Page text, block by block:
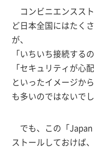
コンビニエンスス
ど日本全国にはたく
が、
「いちいち接続する
「セキュリティが心配
といったイメージか
も多いのではないでし
でも、この「
ストールしておけば